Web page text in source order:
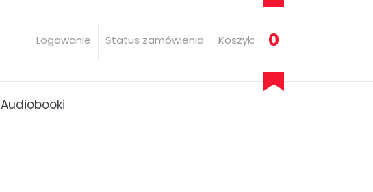
Logowanie Status zamówienia Koszyk: 0
Audiobooki